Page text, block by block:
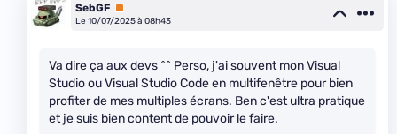
SebGF Premium
Le 10/07/2025 à 08h43
Va dire ça aux devs ^^ Perso, j'ai souvent mon Visual
Studio ou Visual Studio Code en multifenêtre pour bien
profiter de mes multiples écrans. Ben c'est ultra pratique
et je suis bien content de pouvoir le faire.